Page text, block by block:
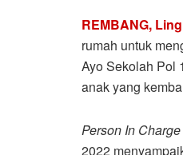
REMBANG,
rumah untuk
Ayo Sekolah Pol
anak yang
Person In Charge
2022